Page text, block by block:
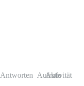
Antworten Aufrufe
Aktivität